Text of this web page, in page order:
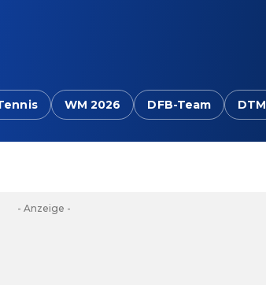
WM 2026 DFB-Team DTM
- Anzeige -